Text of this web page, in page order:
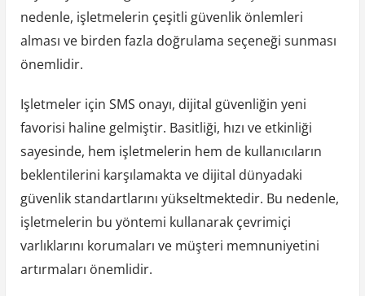
nedenle, işletmelerin çeşitli güvenlik önlemleri
alması ve birden fazla doğrulama seçeneği sunması
önemlidir.
Işletmeler için SMS onayı, dijital güvenliğin yeni
favorisi haline gelmiştir. Basitliği, hızı ve etkinliği
sayesinde, hem işletmelerin hem de kullanıcıların
beklentilerini karşılamakta ve dijital dünyadaki
güvenlik standartlarını yükseltmektedir. Bu nedenle,
işletmelerin bu yöntemi kullanarak çevrimiçi
varlıklarını korumaları ve müşteri memnuniyetini
artırmaları önemlidir.